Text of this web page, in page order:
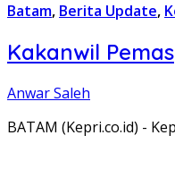
Batam, Berita Update,
Kakanwil
Anwar Saleh
BATAM (Kepri.co.id) -